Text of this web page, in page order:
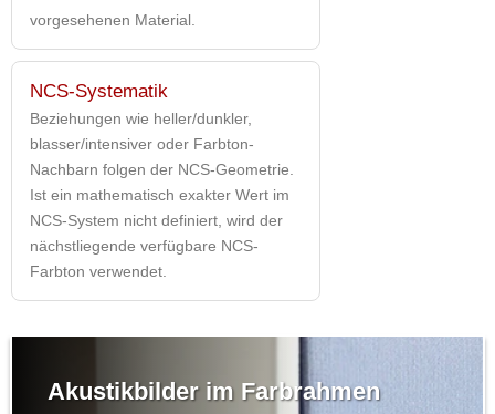
vorgesehenen Material.
NCS-Systematik
Beziehungen wie heller/dunkler,
blasser/intensiver oder Farbton-
Nachbarn folgen der NCS-Geometrie.
Ist ein mathematisch exakter Wert im
NCS-System nicht definiert, wird der
nächstliegende verfügbare NCS-
Farbton verwendet.
Akustikbilder im Farbrahmen